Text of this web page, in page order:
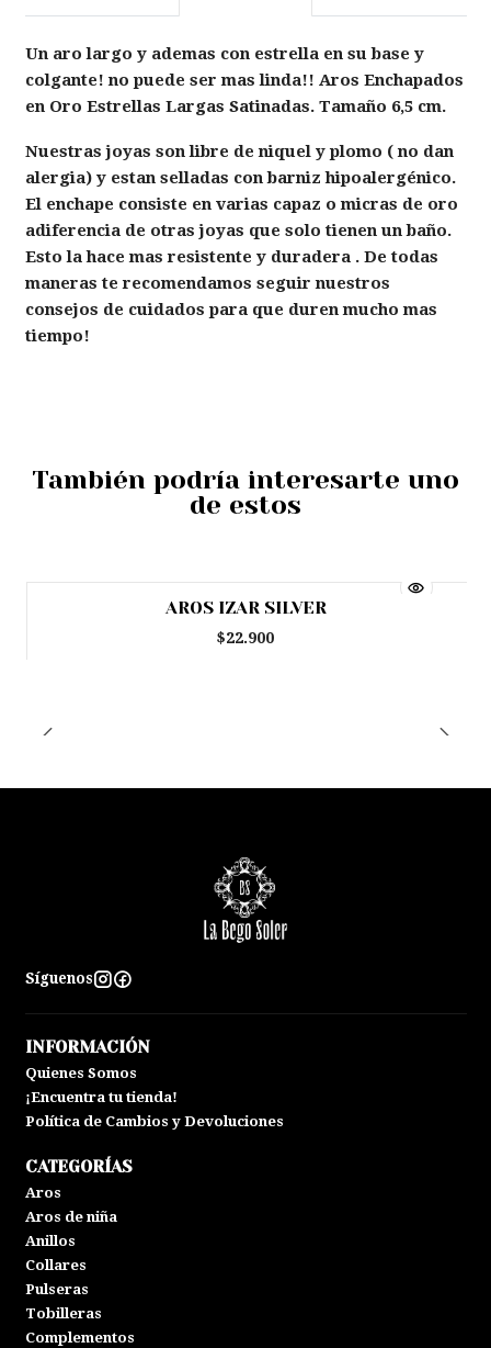
Un aro largo y ademas con estrella en su base y
colgante! no puede ser mas linda!! Aros Enchapados
en Oro Estrellas Largas Satinadas. Tamaño 6,5 cm.
Nuestras joyas son libre de niquel y plomo ( no dan
alergia) y estan selladas con barniz hipoalergénico.
El enchape consiste en varias capaz o micras de oro
adiferencia de otras joyas que solo tienen un baño.
Esto la hace mas resistente y duradera . De todas
maneras te recomendamos seguir nuestros
consejos de cuidados para que duren mucho mas
tiempo!
También podría interesarte uno
de estos
AROS IZAR SILVER
$22.900
Síguenos
INFORMACIÓN
Quienes Somos
¡Encuentra tu tienda!
Política de Cambios y Devoluciones
CATEGORÍAS
Aros
Aros de niña
Anillos
Collares
Pulseras
Tobilleras
Complementos